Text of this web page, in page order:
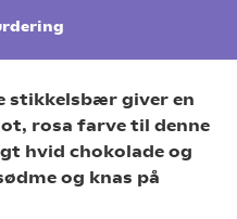
stikkelsbær giver en
rosa farve til denne
hvid chokolade og
og knas på